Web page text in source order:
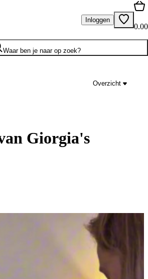
Inloggen
0.00
Waar ben je naar op zoek?
Overzicht
Giorgia's